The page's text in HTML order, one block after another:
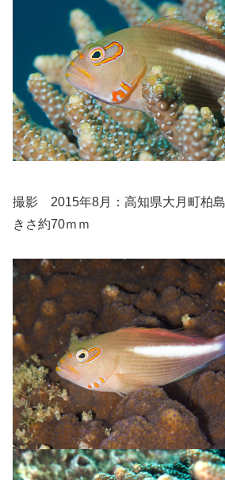
撮影 2015年8月：高知県大月町
きさ約70ｍｍ